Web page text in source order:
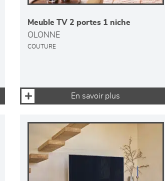
Meuble TV 2 portes 1 niche
OLONNE
COUTURE
En savoir plus